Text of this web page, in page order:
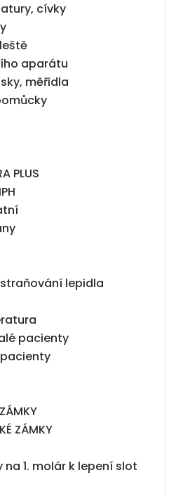
cívky
aparátu
měřidla
PLUS
lepidla
pacienty
ZÁMKY
na 1. molár k lepení slot